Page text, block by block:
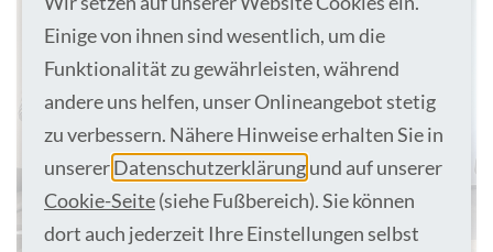
Einige von ihnen sind wesentlich, um die
Funktionalität zu gewährleisten, während
andere uns helfen, unser Onlineangebot stetig
zu verbessern. Nähere Hinweise erhalten Sie in
unsererDatenschutzerklärungund auf unserer
Cookie-Seite(siehe Fußbereich). Sie können
dort auch jederzeit Ihre Einstellungen selbst